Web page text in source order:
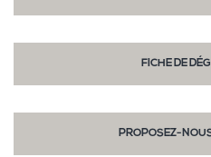
FICHE DE
PROPOSEZ-